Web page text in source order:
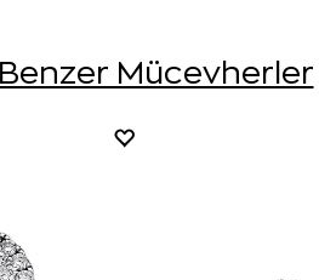
Benzer Mücevherler